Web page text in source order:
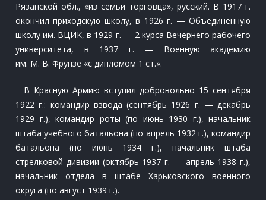
Рязанской обл., «из семьи торговца», русский. В 1917 г.
окончил приходскую школу, в 1926 г. — Объединенную
школу им. ВЦИК, в 1929 г. — 2 курса Вечернего рабочего
университета, в 1937 г. — Военную академию
им. М. В. Фрунзе «с дипломом 1 ст.».
В Красную Армию вступил добровольно 15 сентября
1922 г.: командир взвода (сентябрь 1926 г. — декабрь
1929 г.), командир роты (по июнь 1930 г.), начальник
штаба учебного батальона (по апрель 1932 г.), командир
батальона (по июнь 1934 г.), начальник штаба
стрелковой дивизии (октябрь 1937 г. — апрель 1938 г.),
начальник отдела в штабе Харьковского военного
округа (по август 1939 г.).